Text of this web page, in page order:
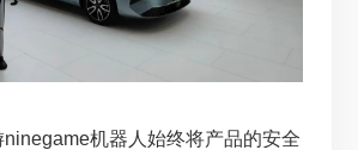
机器人始终将产品的安全